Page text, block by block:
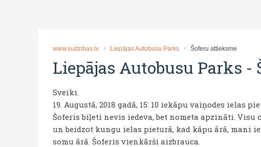
www.sudzibas.lv Liepājas Autobusu Parks Šoferu attieksme
Liepājas Autobusu Parks -
Sveiki.
19. Augustā, 2018 gadā, 15: 10 iekāpu vaiņodes ielas
Šoferis biļeti nevis iedeva, bet nometa apzināti.
un beidzot kungu ielas pieturā, kad kāpu ārā, mani
somu ārā. Šoferis vienkārši aizbrauca.